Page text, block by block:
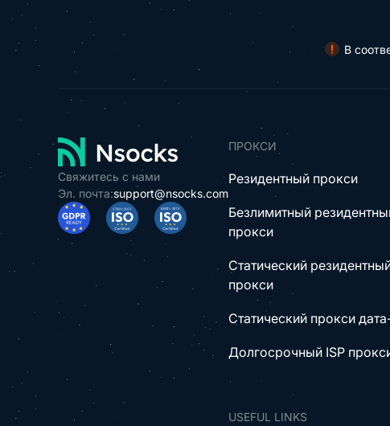
В
Свяжитесь с нами
Эл. почта:support@nsocks.com
ПРОКСИ
Резидентный прокси
Безлимитный
прокси
Статический
прокси
Статический прокси
Долгосрочный ISP
USEFUL LINKS